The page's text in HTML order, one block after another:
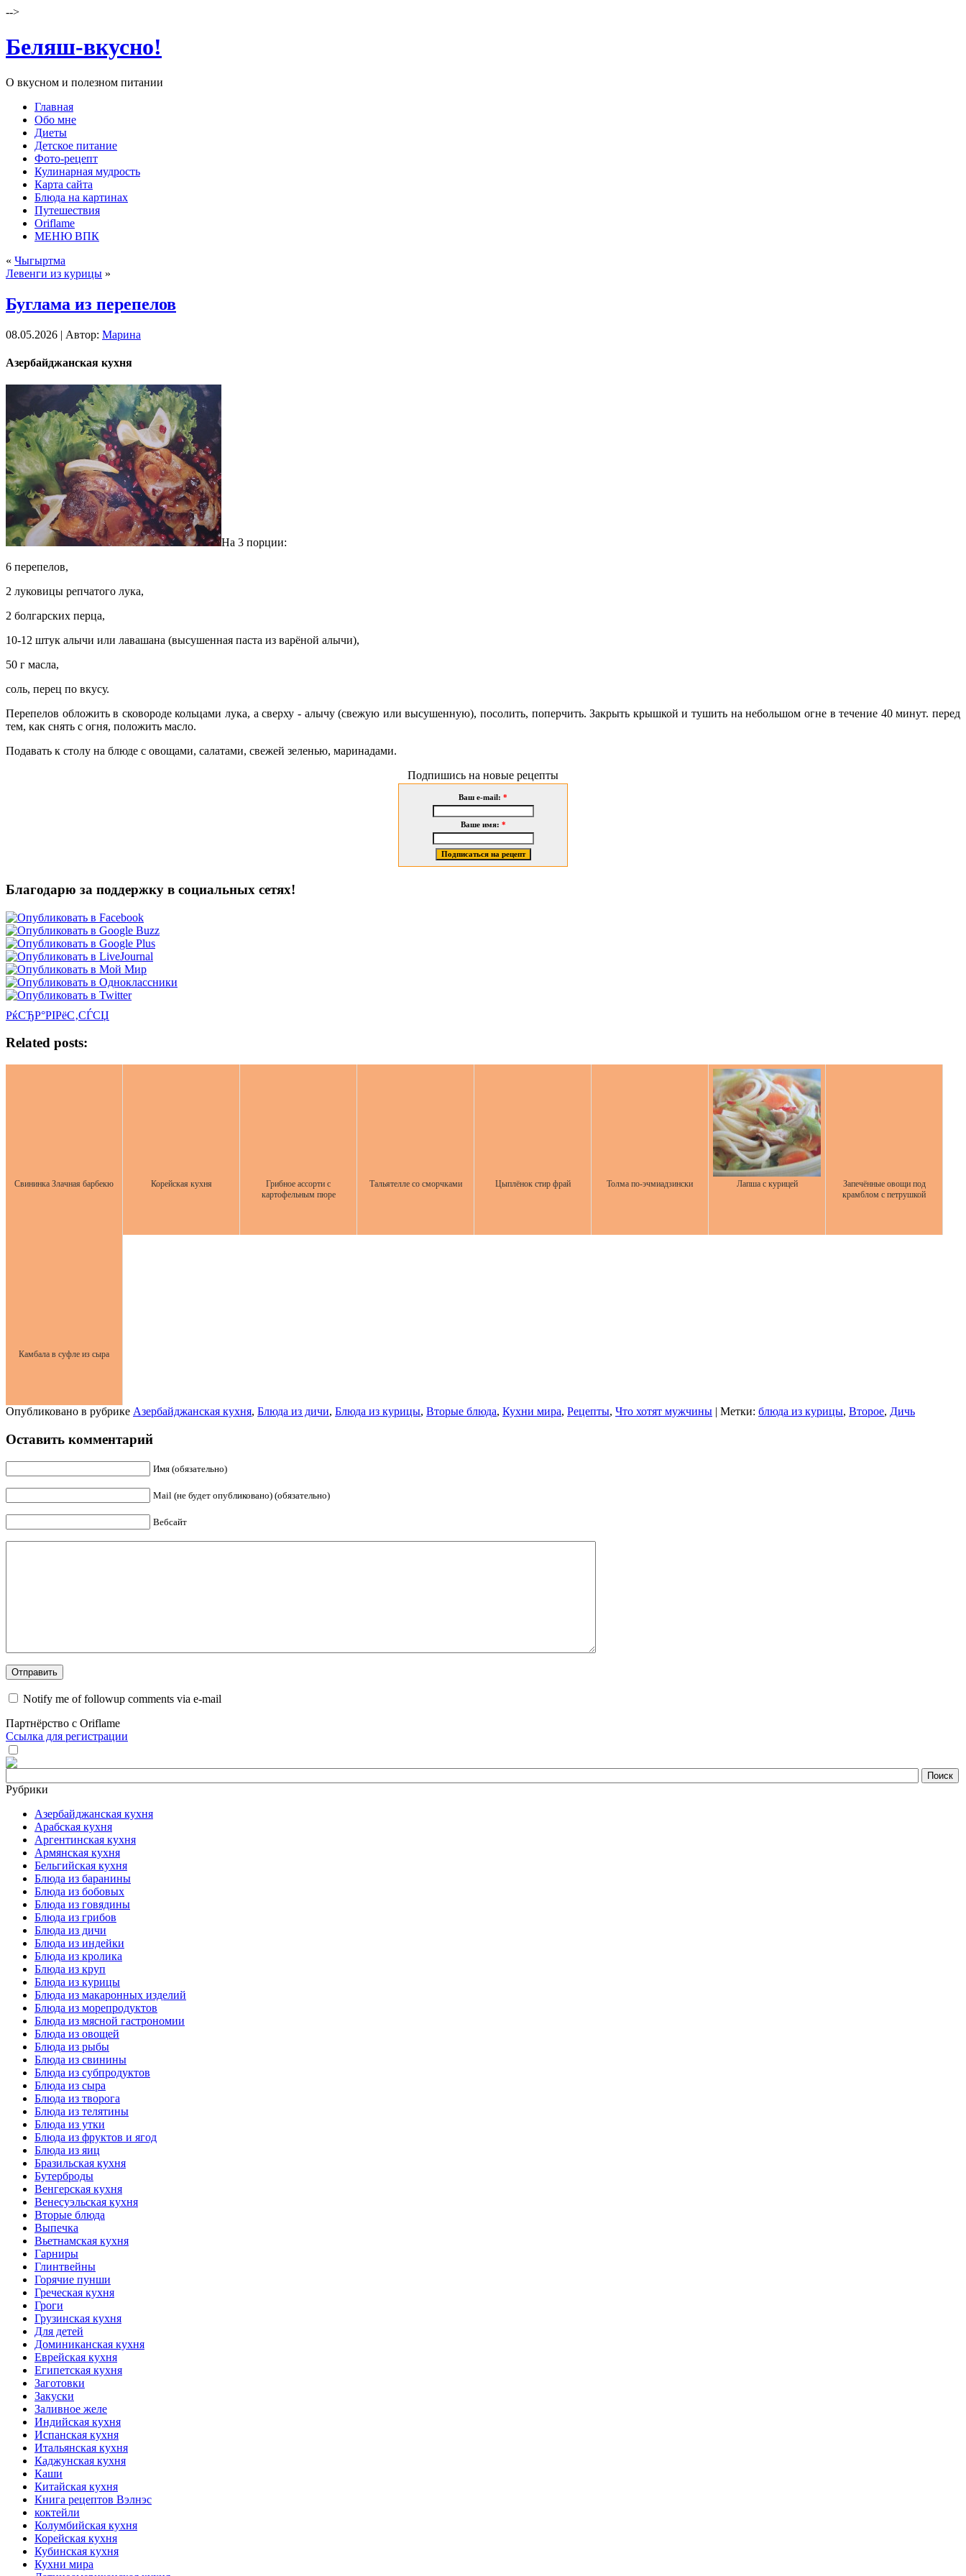
-->
Беляш-вкусно!
О вкусном и полезном питании
Главная
Обо мне
Диеты
Детское питание
Фото-рецепт
Кулинарная мудрость
Карта сайта
Блюда на картинах
Путешествия
Oriflame
МЕНЮ ВПК
« Чыгыртма
Левенги из курицы »
Буглама из перепелов
08.05.2026 | Автор: Марина
Азербайджанская кухня
На 3 порции:
6 перепелов,
2 луковицы репчатого лука,
2 болгарских перца,
10-12 штук алычи или лавашана (высушенная паста из варёной алычи),
50 г масла,
соль, перец по вкусу.
Перепелов обложить в сковороде кольцами лука, а сверху - алычу (свежую или высушенную), посолить, поперчить. Закрыть крышкой и тушить на небольшом огне в течение 40 минут. перед
тем, как снять с огня, положить масло.
Подавать к столу на блюде с овощами, салатами, свежей зеленью, маринадами.
Подпишись на новые рецепты
Ваш e-mail: *
Ваше имя: *
Благодарю за поддержку в социальных сетях!
РќСЂР°РІРёС‚СЃСЏ
Related posts:
Свининка Злачная барбекю Корейская кухня
Грибное ассорти с
картофельным пюре
Тальятелле со сморчками Цыплёнок стир фрай Толма по-эчмиадзински Лапша с курицей
Запечённые овощи под
крамблом с петрушкой
Камбала в суфле из сыра
Опубликовано в рубрике Азербайджанская кухня, Блюда из дичи, Блюда из курицы, Вторые блюда, Кухни мира, Рецепты, Что хотят мужчины | Метки: блюда из курицы, Второе, Дичь
Оставить комментарий
Имя (обязательно)
Mail (не будет опубликовано) (обязательно)
Вебсайт
Notify me of followup comments via e-mail
Партнёрство с Oriflame
Ссылка для регистрации
Рубрики
Азербайджанская кухня
Арабская кухня
Аргентинская кухня
Армянская кухня
Бельгийская кухня
Блюда из баранины
Блюда из бобовых
Блюда из говядины
Блюда из грибов
Блюда из дичи
Блюда из индейки
Блюда из кролика
Блюда из круп
Блюда из курицы
Блюда из макаронных изделий
Блюда из морепродуктов
Блюда из мясной гастрономии
Блюда из овощей
Блюда из рыбы
Блюда из свинины
Блюда из субпродуктов
Блюда из сыра
Блюда из творога
Блюда из телятины
Блюда из утки
Блюда из фруктов и ягод
Блюда из яиц
Бразильская кухня
Бутерброды
Венгерская кухня
Венесуэльская кухня
Вторые блюда
Выпечка
Вьетнамская кухня
Гарниры
Глинтвейны
Горячие пунши
Греческая кухня
Гроги
Грузинская кухня
Для детей
Доминиканская кухня
Еврейская кухня
Египетская кухня
Заготовки
Закуски
Заливное желе
Индийская кухня
Испанская кухня
Итальянская кухня
Каджунская кухня
Каши
Китайская кухня
Книга рецептов Вэлнэс
коктейли
Колумбийская кухня
Корейская кухня
Кубинская кухня
Кухни мира